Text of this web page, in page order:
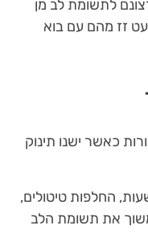
לתשומת לב מן
זז מהם עם בוא
כאשר ישנו תינוק
החלפות טיטולים,
את תשומת הלב